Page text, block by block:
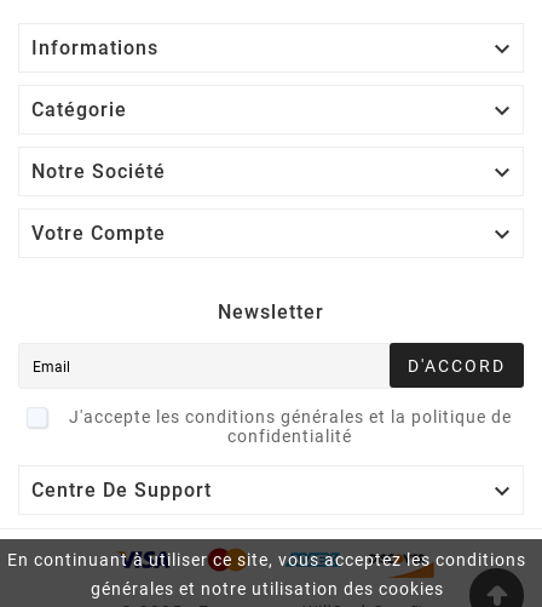
En continuant à utiliser ce site, vous acceptez les conditions
générales et notre utilisation des cookies
Informations 
Catégorie 
Notre Société 
Votre Compte 
Newsletter
D'ACCORD
J'accepte les conditions générales et la politique de
confidentialité
Centre De Support 